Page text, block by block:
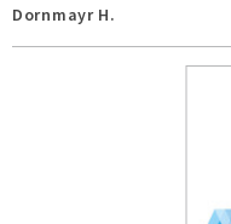
Dornmayr H.